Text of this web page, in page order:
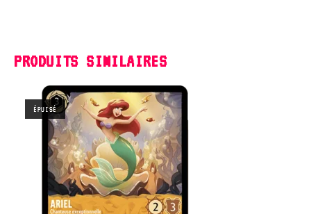
PRODUITS SIMILAIRES
ÉPUISÉ